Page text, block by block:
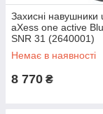
Захисні навушники
aXess one active
SNR 31 (2640001)
Немає в наявності
8 770 ₴